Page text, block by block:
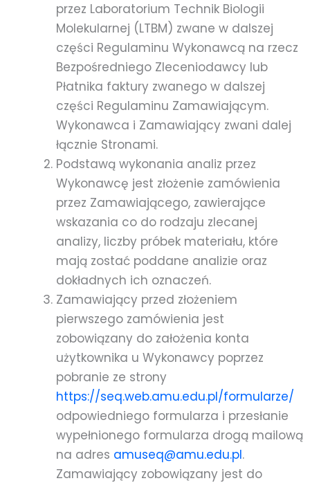
przez Laboratorium Technik Biologii
Molekularnej (LTBM) zwane w dalszej
części Regulaminu Wykonawcą na rzecz
Bezpośredniego Zleceniodawcy lub
Płatnika faktury zwanego w dalszej
części Regulaminu Zamawiającym.
Wykonawca i Zamawiający zwani dalej
łącznie Stronami.
Podstawą wykonania analiz przez
Wykonawcę jest złożenie zamówienia
przez Zamawiającego, zawierające
wskazania co do rodzaju zlecanej
analizy, liczby próbek materiału, które
mają zostać poddane analizie oraz
dokładnych ich oznaczeń.
Zamawiający przed złożeniem
pierwszego zamówienia jest
zobowiązany do założenia konta
użytkownika u Wykonawcy poprzez
pobranie ze strony
https://seq.web.amu.edu.pl/formularze/
odpowiedniego formularza i przesłanie
wypełnionego formularza drogą mailową
na adres amuseq@amu.edu.pl.
Zamawiający zobowiązany jest do